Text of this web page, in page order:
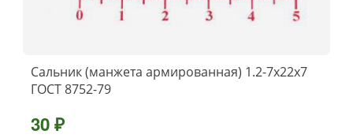
Сальник (манжета армированная) 1.2-7х22х7
ГОСТ 8752-79
30 ₽